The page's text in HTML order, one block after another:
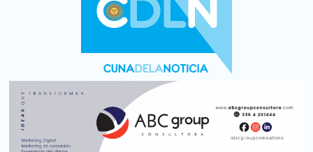
Duelo internacional: Falleció Jorge Messi, el papá de Leo
La morosidad alcanzó su nivel más alto en dos décadas y ya
Desde que asumió Milei cerraron 41.000 kioscos: el sector
denuncia crisis como en 2001